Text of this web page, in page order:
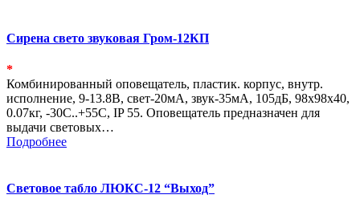
Сирена свето звуковая Гром-12КП
*
Комбинированный оповещатель, пластик. корпус, внутр.
исполнение, 9-13.8В, свет-20мА, звук-35мА, 105дБ, 98х98х40,
0.07кг, -30С..+55С, IP 55. Оповещатель предназначен для
выдачи световых…
Подробнее
Световое табло ЛЮКС-12 “Выход”